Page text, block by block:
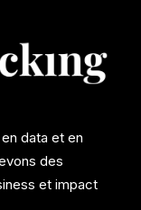
data et en
des
et impact